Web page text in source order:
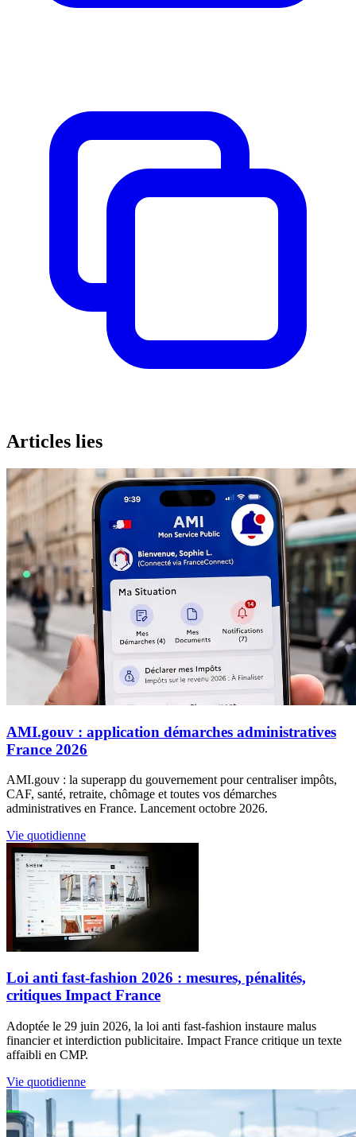
Articles lies
AMI.gouv : application démarches administratives
France 2026
AMI.gouv : la superapp du gouvernement pour centraliser impôts,
CAF, santé, retraite, chômage et toutes vos démarches
administratives en France. Lancement octobre 2026.
Vie quotidienne
Loi anti fast-fashion 2026 : mesures, pénalités,
critiques Impact France
Adoptée le 29 juin 2026, la loi anti fast-fashion instaure malus
financier et interdiction publicitaire. Impact France critique un texte
affaibli en CMP.
Vie quotidienne